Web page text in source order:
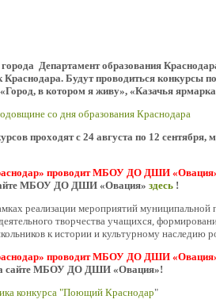
Департамент образования
Будут проводиться конкурсы
«Город, в котором я живу», «Казачья
со дня образования Краснодара
проходят с 24 августа по 12 сентября, м
проводит МБОУ ДО ДШИ
МБОУ ДО ДШИ «Овация» здесь !
реализации мероприятий
творчества учащихся,
к истории и культурному наследию
проводит МБОУ ДО ДШИ
сайте МБОУ ДО ДШИ «Овация»!
конкурса "Поющий Краснодар"